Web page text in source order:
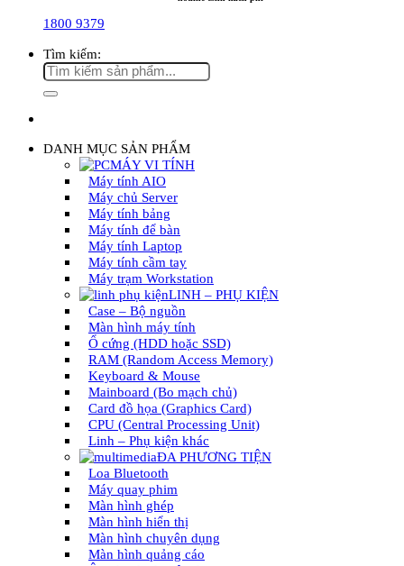
1800 9379
Tìm kiếm:
DANH MỤC SẢN PHẨM
MÁY VI TÍNH
Máy tính AIO
Máy chủ Server
Máy tính bảng
Máy tính để bàn
Máy tính Laptop
Máy tính cầm tay
Máy trạm Workstation
LINH – PHỤ KIỆN
Case – Bộ nguồn
Màn hình máy tính
Ổ cứng (HDD hoặc SSD)
RAM (Random Access Memory)
Keyboard & Mouse
Mainboard (Bo mạch chủ)
Card đồ họa (Graphics Card)
CPU (Central Processing Unit)
Linh – Phụ kiện khác
ĐA PHƯƠNG TIỆN
Loa Bluetooth
Máy quay phim
Màn hình ghép
Màn hình hiển thị
Màn hình chuyên dụng
Màn hình quảng cáo